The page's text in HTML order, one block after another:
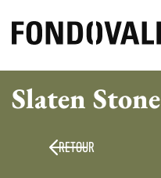
RETOUR
Slaten Stone